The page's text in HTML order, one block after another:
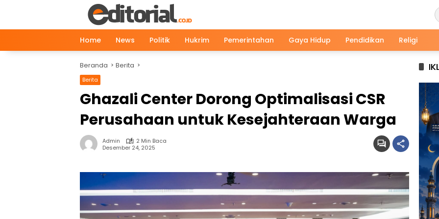
Home
News Politik Hukrim Pemerintahan Gaya Hidup Pendidikan Religi
Beranda Berita
Berita
Ghazali Center Dorong Optimalisasi CSR
Perusahaan untuk Kesejahteraan Warga
Admin
2 Min Baca
Desember 24, 2025